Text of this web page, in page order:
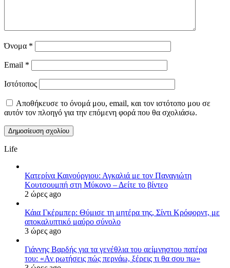
Όνομα *
Email *
Ιστότοπος
Αποθήκευσε το όνομά μου, email, και τον ιστότοπο μου σε
αυτόν τον πλοηγό για την επόμενη φορά που θα σχολιάσω.
Life
Κατερίνα Καινούργιου: Αγκαλιά με τον Παναγιώτη
Κουτσουμπή στη Μύκονο – Δείτε το βίντεο
2 ώρες ago
Κάια Γκέρμπερ: Θύμισε τη μητέρα της, Σίντι Κρόφορντ, με
αποκαλυπτικό μαύρο σύνολο
3 ώρες ago
Γιάννης Βαρδής για τα γενέθλια του αείμνηστου πατέρα
του: «Αν ρωτήσεις πώς περνάω, ξέρεις τι θα σου πω»